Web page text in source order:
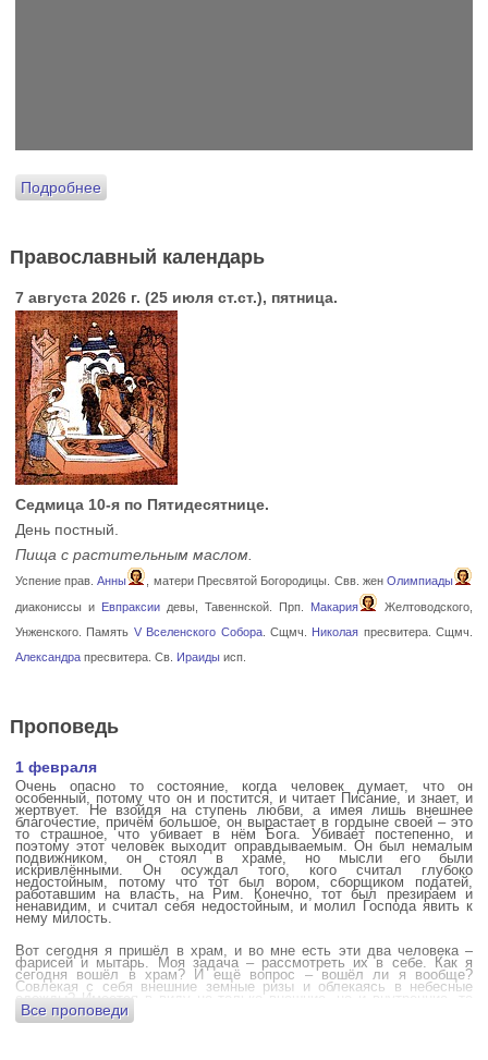
Подробнее
Православный календарь
7 августа 2026 г. (25 июля ст.ст.), пятница.
Седмица 10-я по Пятидесятнице.
День постный.
Пища с растительным маслом.
Успение прав.Анны , матери Пресвятой Богородицы. Свв. женОлимпиады
диакониссы и Евпраксиидевы, Тавеннской. Прп. Макария
Желтоводского,
Унженского. Память V Вселенского Собора. Сщмч. Николая пресвитера. Сщмч.
Александрапресвитера. Св. Ираидыисп.
Проповедь
1 февраля
Очень опасно то состояние, когда человек думает, что он
особенный, потому что он и постится, и читает Писание, и знает, и
жертвует. Не взойдя на ступень любви, а имея лишь внешнее
благочестие, причём большое, он вырастает в гордыне своей – это
то страшное, что убивает в нём Бога. Убивает постепенно, и
поэтому этот человек выходит оправдываемым. Он был немалым
подвижником, он стоял в храме, но мысли его были
искривлёнными. Он осуждал того, кого считал глубоко
недостойным, потому что тот был вором, сборщиком податей,
работавшим на власть, на Рим. Конечно, тот был презираем и
ненавидим, и считал себя недостойным, и молил Господа явить к
нему милость.
Вот сегодня я пришёл в храм, и во мне есть эти два человека –
фарисей и мытарь. Моя задача – рассмотреть их в себе. Как я
сегодня вошёл в храм? И ещё вопрос – вошёл ли я вообще?
Совлекая с себя внешние земные ризы и облекаясь в небесные
одежды? Имеется в виду не только внешние, но и внутренние, то
есть помыслы.
Все проповеди